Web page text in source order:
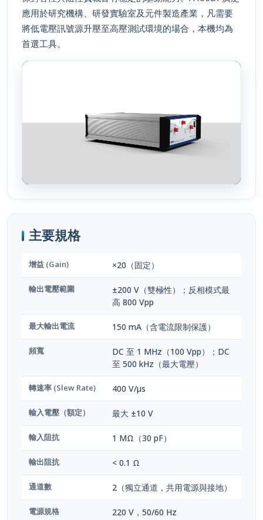
應用於研究機構、研發實驗室及元件製造產業，凡需要
將低電壓訊號源升壓至高壓測試環境的場合，本機均為
首選工具。
主要規格
增益 (Gain) ×20（固定）
輸出電壓範圍
±200 V（雙極性）；反相模式最
高 800 Vpp
最大輸出電流 150 mA（含電流限制保護）
頻寬
DC 至 1 MHz（100 Vpp）；DC
至 500 kHz（最大電壓）
轉速率 (Slew Rate) 400 V/µs
輸入電壓（額定） 最大 ±10 V
輸入阻抗 1 MΩ（30 pF）
輸出阻抗 < 0.1 Ω
通道數 2（獨立通道，共用電源與接地）
電源規格 220 V，50/60 Hz